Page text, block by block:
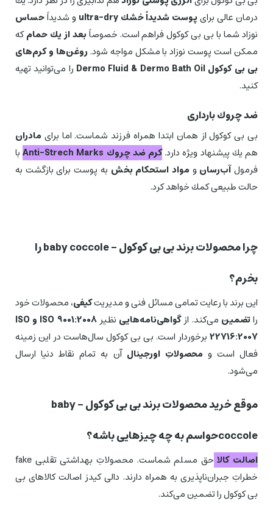
درمان عالی برای پوست شدیداً خشك ultra-dry و شدیداًحساس
نوزاد شما با بی بی كوكول فراهم است. خصوصاً بعد از یك حمامكه
ممكن است پوست نوزاد با مشكل مواجه شود.روغن‌ها و كرم‌های
بی بی كوكول Dermo Fluid & Dermo Bath Oil
را می‌توانید تهیه
كنید.
ضد چروك بارداری
بی بی كوكول از همان ابتدا همراه فرزند شماست. اما برای مادران
هم یك پیشنهاد ویژه دارد.كرم ضد چروك Anti-Strech Marks
با
فرمولآب‌رسان و مواد استحكام‌ بخش به پوست برای بازگشت به
حالت طبیعی كمك خواهد كرد.
چرا محصولات برند بی بی کوکول – baby coccole را
بخرم؟
این برند با رعایت تمامی مسائل فنی و مدیریتكیفی، محصولات خود
راتضمین می‌كند. ازگواهی‌نامه‌هایی نظیر
ISO 9001:2008 و ISO
22716:2007 برخوردار است. بی بی كوكول سال‌هاست در این زمینه
فعال است و محصولاتِ اورجینال آن به تمام نقاط دنیا ارسال
می‌شود.
موقع خرید محصولات برند بی بی کوکول – baby
coccoleحواسم به چه چیزهایی باشه؟
اصالت كالا
حق مسلم شماست. محصولاتِ بهداشتی تقلبی fake
خطراتِ جبران‌ناپذیری به همراه دارند. دالی کیدز اصالت كالاهای بی
بی كوكول را تضمین می‌كند.